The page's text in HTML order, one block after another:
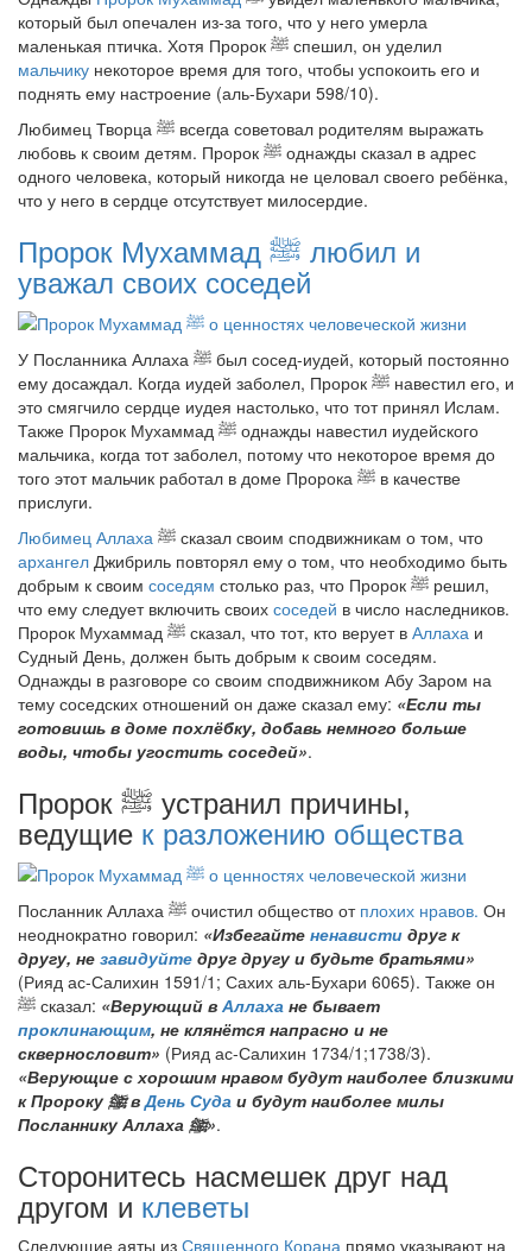
который был опечален из-за того, что у него умерла
маленькая птичка. Хотя Пророк ﷺ спешил, он уделил
мальчику некоторое время для того, чтобы успокоить его и
поднять ему настроение (аль-Бухари 598/10).
Любимец Творца ﷺ всегда советовал родителям выражать
любовь к своим детям. Пророк ﷺ однажды сказал в адрес
одного человека, который никогда не целовал своего ребёнка,
что у него в сердце отсутствует милосердие.
Пророк Мухаммад ﷺ любил и
уважал своих соседей
У Посланника Аллаха ﷺ был сосед-иудей, который постоянно
ему досаждал. Когда иудей заболел, Пророк ﷺ навестил его, и
это смягчило сердце иудея настолько, что тот принял Ислам.
Также Пророк Мухаммад ﷺ однажды навестил иудейского
мальчика, когда тот заболел, потому что некоторое время до
того этот мальчик работал в доме Пророка ﷺ в качестве
прислуги.
Любимец Аллаха ﷺ сказал своим сподвижникам о том, что
архангел Джибриль повторял ему о том, что необходимо быть
добрым к своим соседям столько раз, что Пророк ﷺ решил,
что ему следует включить своих соседей в число наследников.
Пророк Мухаммад ﷺ сказал, что тот, кто верует в Аллаха и
Судный День, должен быть добрым к своим соседям.
Однажды в разговоре со своим сподвижником Абу Заром на
тему соседских отношений он даже сказал ему: «Если ты
готовишь в доме похлёбку, добавь немного больше
воды, чтобы угостить соседей».
Пророк ﷺ устранил причины,
ведущие к разложению общества
Посланник Аллаха ﷺ очистил общество от плохих нравов. Он
неоднократно говорил: «Избегайте ненависти друг к
другу, не завидуйте друг другу и будьте братьями»
(Рияд ас-Салихин 1591/1; Сахих аль-Бухари 6065). Также он
ﷺ сказал: «Верующий в Аллаха не бывает
проклинающим, не клянётся напрасно и не
сквернословит» (Рияд ас-Салихин 1734/1;1738/3).
«Верующие с хорошим нравом будут наиболее близкими
к Пророку ﷺвДень Суда и будут наиболее милы
Посланнику Аллаха ﷺ».
Сторонитесь насмешек друг над
другом и клеветы
Следующие аяты из Священного Корана прямо указывают на